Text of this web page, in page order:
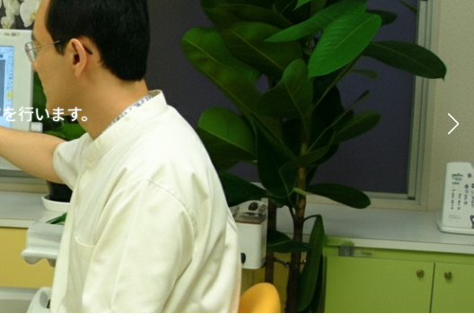
安心できる空間に最新の設備
安心して診察・治療・お口の
READ MORE